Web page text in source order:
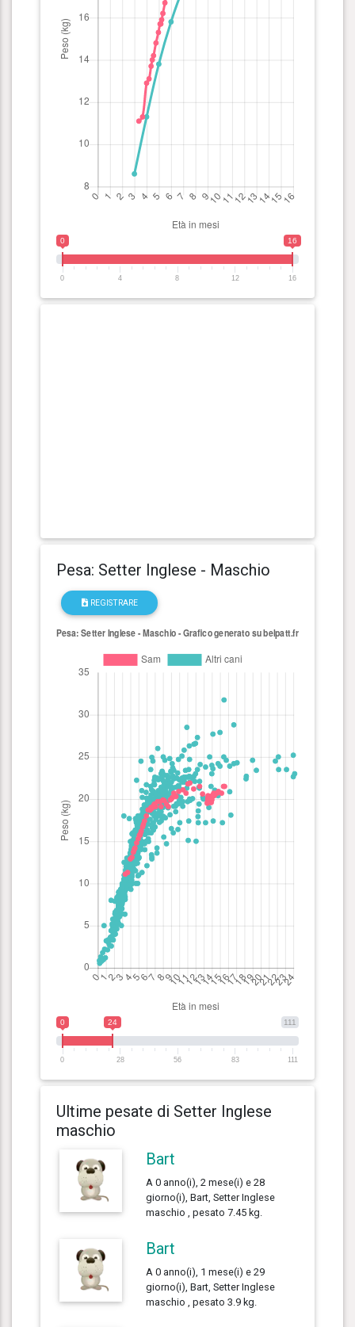
0 16
0 4 8 12 16
Pesa: Setter Inglese - Maschio
REGISTRARE
111
0 24
0 28 56 83 111
Ultime pesate di Setter Inglese
maschio
Bart
A 0 anno(i), 2 mese(i) e 28
giorno(i), Bart, Setter Inglese
maschio , pesato 7.45 kg.
Bart
A 0 anno(i), 1 mese(i) e 29
giorno(i), Bart, Setter Inglese
maschio , pesato 3.9 kg.